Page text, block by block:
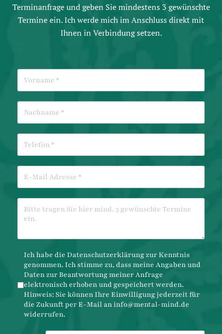
Terminanfrage und geben Sie mindestens 3 gewünschte
Termine ein. Ich werde mich im Anschluss direkt mit
Ihnen in Verbindung setzen.
Datenschutz*
Ich habe die Datenschutzerklärungzur Kenntnis
genommen. Ich stimme zu, dass meine Angaben und
Daten zur Beantwortung meiner Anfrage
elektronisch erhoben und gespeichert werden.
Hinweis: Sie können Ihre Einwilligung jederzeit für
die Zukunft per E-Mail aninfo@mental-mind.de
widerrufen.